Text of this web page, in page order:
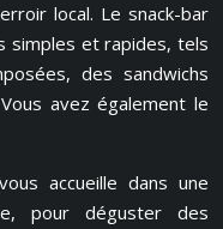
local. Le snack-bar
simples et rapides, tels
des sandwichs
avez également le
accueille dans une
pour déguster des